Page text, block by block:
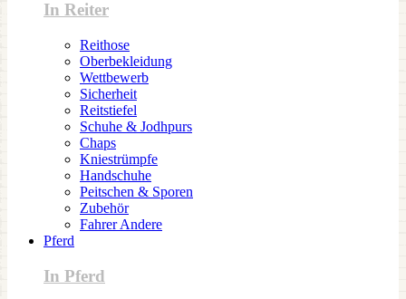
In Reiter
Reithose
Oberbekleidung
Wettbewerb
Sicherheit
Reitstiefel
Schuhe & Jodhpurs
Chaps
Kniestrümpfe
Handschuhe
Peitschen & Sporen
Zubehör
Fahrer Andere
Pferd
In Pferd